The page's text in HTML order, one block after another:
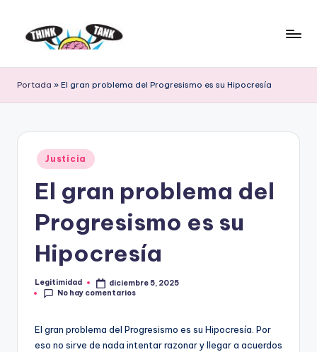
Saltar
l
P
r
L
G
Portada » El gran problema del Progresismo es su Hipocresía
Publicado
en
Justicia
El gran problema del
Progresismo es su
Hipocresía
Publicado
por
Legitimidad
diciembre 5, 2025
No hay comentarios
El gran problema del Progresismo es su Hipocresía. Por
eso no sirve de nada intentar razonar y llegar a acuerdos